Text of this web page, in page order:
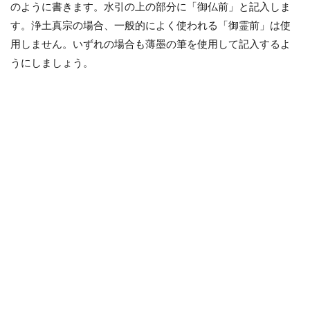
のように書きます。水引の上の部分に「御仏前」と記入しま
す。浄土真宗の場合、一般的によく使われる「御霊前」は使
用しません。いずれの場合も薄墨の筆を使用して記入するよ
うにしましょう。